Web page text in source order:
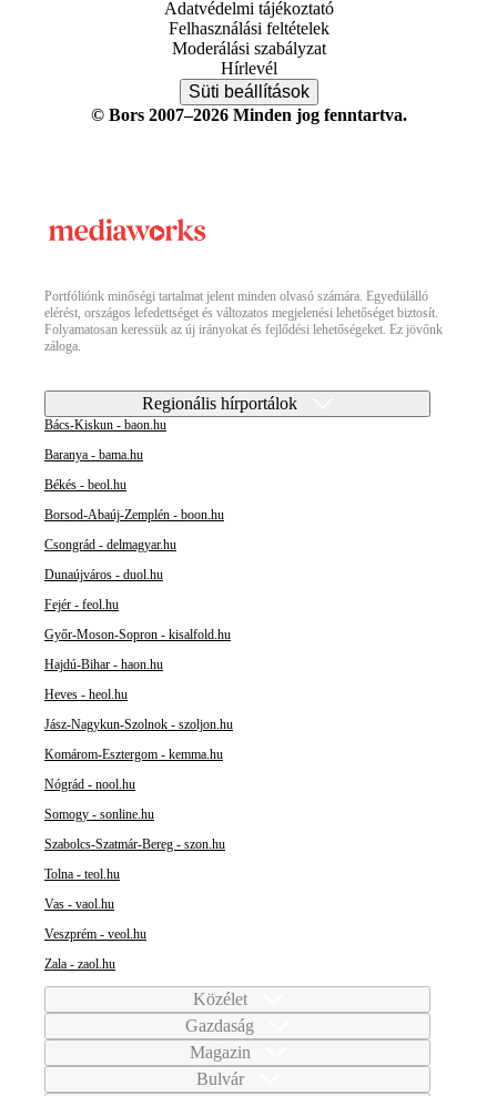
Adatvédelmi tájékoztató
Felhasználási feltételek
Moderálási szabályzat
Hírlevél
Süti beállítások
© Bors 2007–2026 Minden jog fenntartva.
Portfóliónk minőségi tartalmat jelent minden olvasó számára. Egyedülálló
elérést, országos lefedettséget és változatos megjelenési lehetőséget biztosít.
Folyamatosan keressük az új irányokat és fejlődési lehetőségeket. Ez jövőnk
záloga.
Regionális hírportálok
Bács-Kiskun - baon.hu
Baranya - bama.hu
Békés - beol.hu
Borsod-Abaúj-Zemplén - boon.hu
Csongrád - delmagyar.hu
Dunaújváros - duol.hu
Fejér - feol.hu
Győr-Moson-Sopron - kisalfold.hu
Hajdú-Bihar - haon.hu
Heves - heol.hu
Jász-Nagykun-Szolnok - szoljon.hu
Komárom-Esztergom - kemma.hu
Nógrád - nool.hu
Somogy - sonline.hu
Szabolcs-Szatmár-Bereg - szon.hu
Tolna - teol.hu
Vas - vaol.hu
Veszprém - veol.hu
Zala - zaol.hu
Közélet
Gazdaság
Magazin
Bulvár